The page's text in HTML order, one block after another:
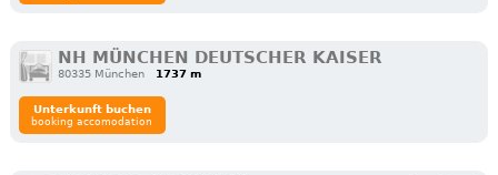
NH MÜNCHEN DEUTSCHER KAISER
80335 München 1737 m
Unterkunft buchen
booking accomodation